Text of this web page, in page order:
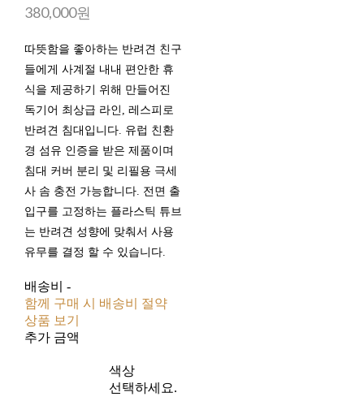
380,000원
따뜻함을 좋아하는 반려견 친구
들에게 사계절 내내 편안한 휴
식을 제공하기 위해 만들어진
독기어 최상급 라인, 레스피로
반려견 침대입니다. 유럽 친환
경 섬유 인증을 받은 제품이며
침대 커버 분리 및 리필용 극세
사 솜 충전 가능합니다. 전면 출
입구를 고정하는 플라스틱 튜브
는 반려견 성향에 맞춰서 사용
유무를 결정 할 수 있습니다.
배송비 -
함께 구매 시 배송비 절약
상품 보기
추가 금액
색상
선택하세요.